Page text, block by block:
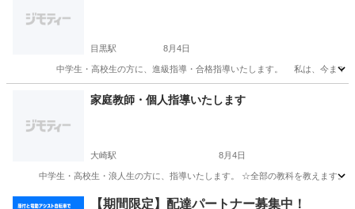
目黒駅 8月4日
中学生・高校生の方に、進級指導・合格指導いたします。 私は、今まで、いろ
目黒駅 家庭教師 論文
家庭教師・個人指導いたします
大崎駅 8月4日
中学生・高校生・浪人生の方に、指導いたします。 ☆全部の教科を教えます
大崎駅 家庭教師 論文
【期間限定】配達パートナー募集中！